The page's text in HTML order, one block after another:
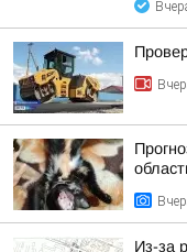
Из-за